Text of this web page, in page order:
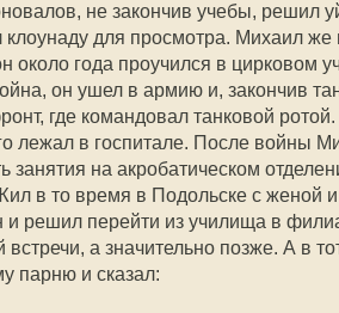
не закончив учебы,
клоунаду для просмотра. Михаил
около года проучился в цирковом
он ушел в армию и, закончив
где командовал танковой
лежал в госпитале. После войны
занятия на акробатическом
в то время в Подольске с
и решил перейти из училища в
встречи, а значительно позже. А в
парню и сказал: